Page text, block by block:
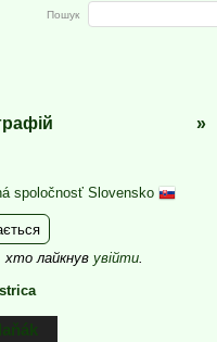
»
spoločnosť Slovensko
хто лайкнув увійти.
Пошук